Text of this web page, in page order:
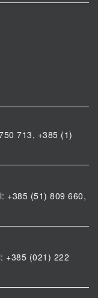
713, +385 (1)
+385 (51) 809 660,
+385 (021) 222